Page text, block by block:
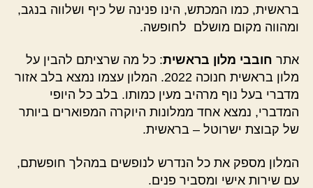
בראשית, כמו המכתש, הינו פנינה של כיף ושלווה בנגב,
ומהווה מקום מושלם לחופשה.
אתר חובבי מלון בראשית: כל מה שרציתם להבין על
מלון בראשית חנוכה 2022. המלון עצמו נמצא בלב אזור
מדברי בעל נוף מרהיב מעין כמותו. בלב כל היופי
המדברי, נמצא אחד ממלונות היוקרה המפוארים ביותר
של קבוצת ישרוטל – בראשית.
המלון מספק את כל הנדרש לנופשים במהלך חופשתם,
עם שירות אישי ומסביר פנים.